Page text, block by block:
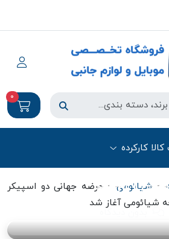
0
کارکرده
-شیائومی-عرضه جهانی دو اسپیکر
اسپیکر بلوتوث با صدای
بدون دیدگاه